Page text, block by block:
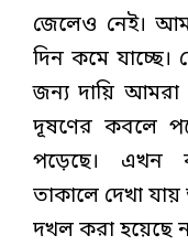
জেলেও নেই।
দিন কমে
জন্য দায়ি
দূষণের কবলে
পড়েছে। এখন
তাকালে দেখা
দখল করা হয়েছে